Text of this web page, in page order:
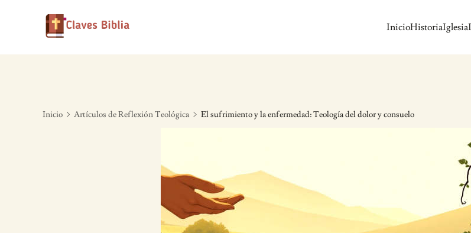
InicioHistoriaIglesia
Inicio Artículos de Reflexión Teológica El sufrimiento y la enfermedad: Teología del dolor y consuelo